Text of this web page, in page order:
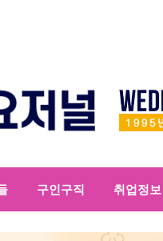
구인구직 취업정보